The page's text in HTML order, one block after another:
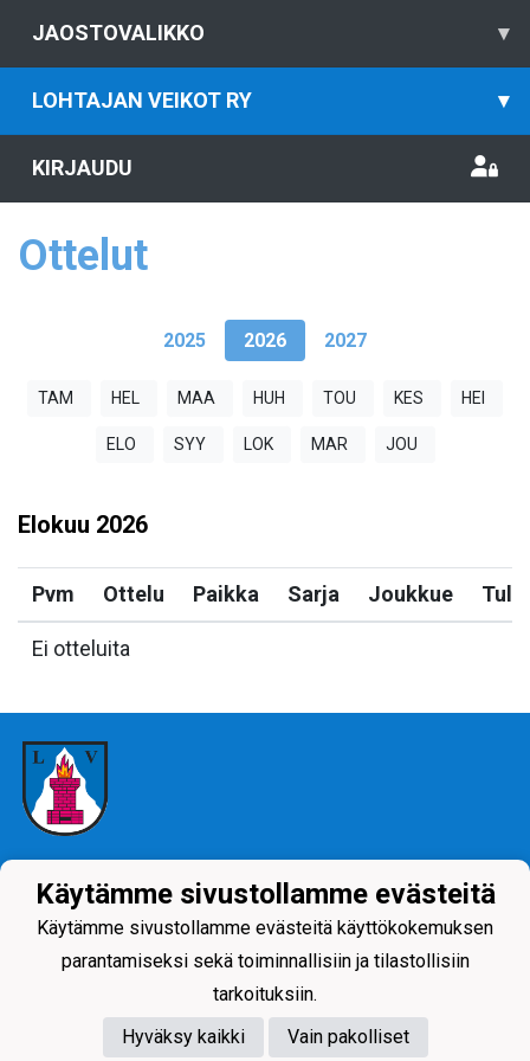
JAOSTOVALIKKO ▾
LOHTAJAN VEIKOT RY ▾
KIRJAUDU
Ottelut
2025 2026 2027
TAM HEL MAA HUH TOU KES HEI
ELO SYY LOK MAR JOU
Elokuu 2026
Pvm Ottelu Paikka Sarja Joukkue
Ei otteluita
Powered by
Käytämme sivustollamme evästeitä
Käytämme sivustollamme evästeitä käyttökokemuksen
parantamiseksi sekä toiminnallisiin ja tilastollisiin
tarkoituksiin.
Hyväksy kaikki
Vain pakolliset